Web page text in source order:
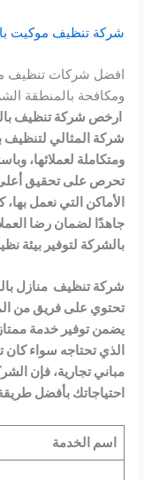
شركة تنظيف موكيت بالدمام
افضل شركات تنظيف
ومكافحة بالمنطقة
ارخص شركة تنظيف
شركة المثالي لتنظيف
ومتكاملة لعملائها،
تحرص على تحقيق أعلى
الأماكن التي نعمل
جاهدًا لضمان رضا
بالشركة لتوفير بيئة
شركة تنظيف منازل
تحتوي على فريق من
يضمن توفير خدمة
الذي تحتاجه سواء
مباني تجارية، فإن
احتياجاتك بأفضل
اسم الخدمة